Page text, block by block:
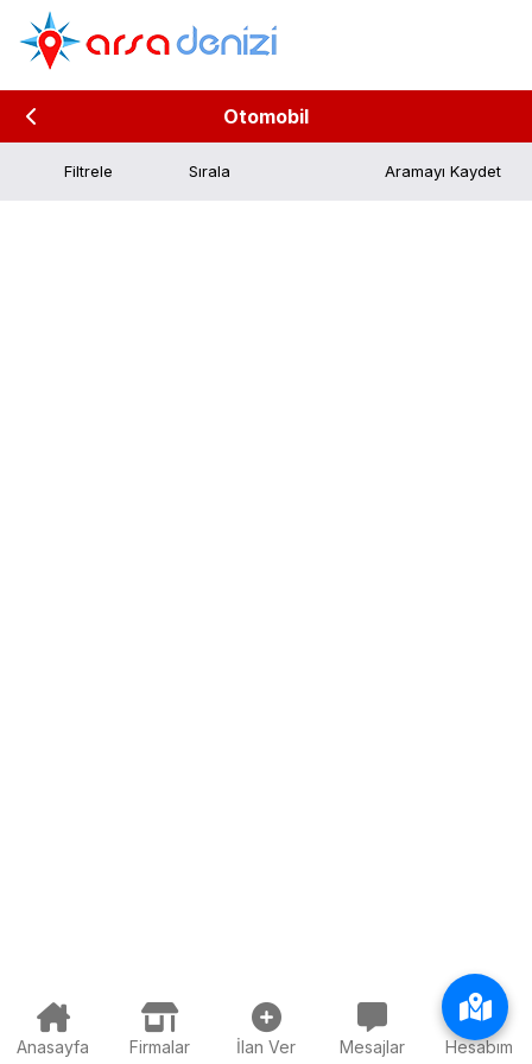
Otomobil
Filtrele Aramayı Kaydet
Anasayfa Firmalar İlan Ver Mesajlar Hesabım